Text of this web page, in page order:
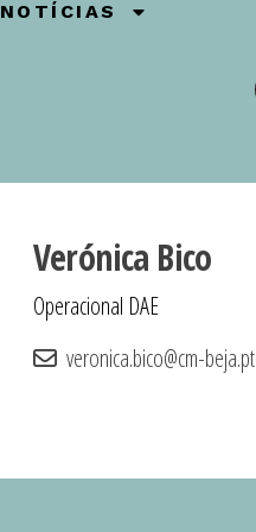
NOTÍCIAS
Verónica Bico
Operacional DAE
veronica.bico@cm-beja.pt